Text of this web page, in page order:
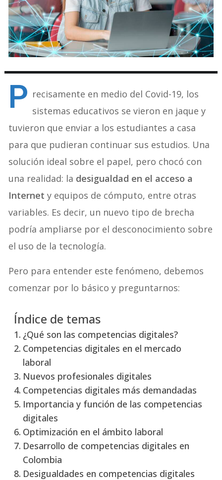
P recisamente en medio del Covid-19, los
sistemas educativos se vieron en jaque y
tuvieron que enviar a los estudiantes a casa
para que pudieran continuar sus estudios. Una
solución ideal sobre el papel, pero chocó con
una realidad: la desigualdad en el acceso a
Internet y equipos de cómputo, entre otras
variables. Es decir, un nuevo tipo de brecha
podría ampliarse por el desconocimiento sobre
el uso de la tecnología.
Pero para entender este fenómeno, debemos
comenzar por lo básico y preguntarnos:
Índice de temas
¿Qué son las competencias digitales?
Competencias digitales en el mercado
laboral
Nuevos profesionales digitales
Competencias digitales más demandadas
Importancia y función de las competencias
digitales
Optimización en el ámbito laboral
Desarrollo de competencias digitales en
Colombia
Desigualdades en competencias digitales